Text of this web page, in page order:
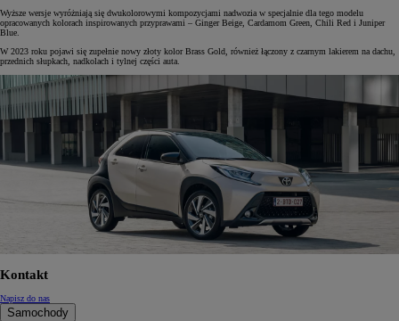
Wyższe wersje wyróżniają się dwukolorowymi kompozycjami nadwozia w specjalnie dla tego modelu
opracowanych kolorach inspirowanych przyprawami – Ginger Beige, Cardamom Green, Chili Red i Juniper
Blue.
W 2023 roku pojawi się zupełnie nowy złoty kolor Brass Gold, również łączony z czarnym lakierem na dachu,
przednich słupkach, nadkolach i tylnej części auta.
Kontakt
Napisz do nas
Samochody